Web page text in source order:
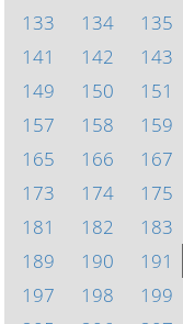
133
134 135
141
142 143
149
150 151
157
158 159
165
166 167
173
174 175
181
182 183
189
190 191
197
198 199